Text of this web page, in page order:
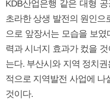
KDB산업은행 같은 대형
초라한 상생 발전의 원인으
으로 앞장서는 모습을 보
력과 시너지 효과가 컸을
는다. 부산시와 지역 정치
적으로 지역발전 사업에 나
것이다.